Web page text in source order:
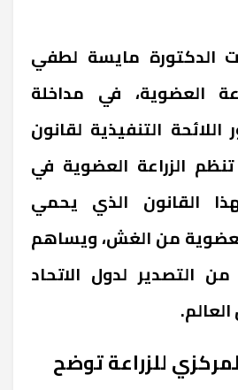
الدكتورة مايسة لطفي
العضوية، في مداخلة
التنفيذية لقانون
تنظم الزراعة العضوية في
القانون الذي يحمي
من الغش، ويساهم
التصدير لدول الاتحاد
للزراعة توضح